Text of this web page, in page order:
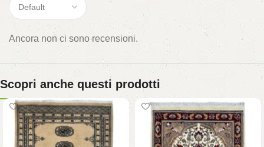
Ancora non ci sono recensioni.
Scopri anche questi prodotti